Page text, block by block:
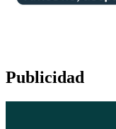
Publicidad